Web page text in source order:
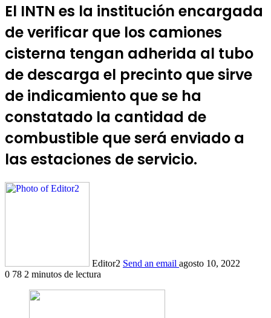
El INTN es la institución encargada
de verificar que los camiones
cisterna tengan adherida al tubo
de descarga el precinto que sirve
de indicamiento que se ha
constatado la cantidad de
combustible que será enviado a
las estaciones de servicio.
Editor2 Send an email agosto 10, 2022
0 78 2 minutos de lectura